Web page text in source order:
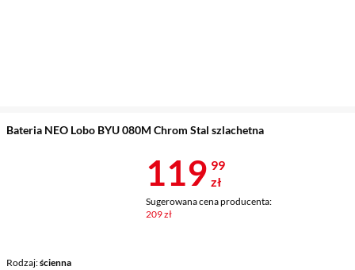
Bateria NEO Lobo BYU 080M Chrom Stal szlachetna
Rodzaj ścienna
Cena 119,99
119 99
zł
Sugerowana cena producenta:
209 zł